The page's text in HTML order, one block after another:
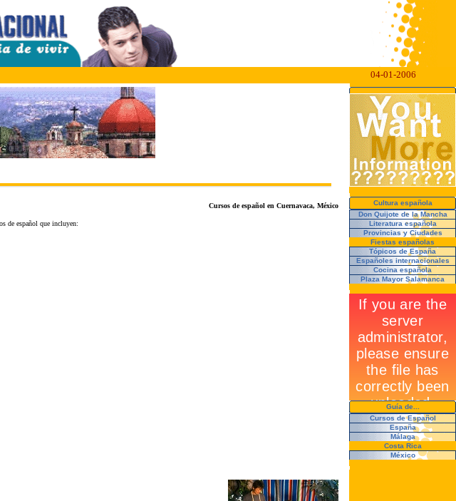
04-01-2006
Cursos de español en Cuernavaca, México
de español que incluyen:
Cultura española
Don Quijote de la Mancha
Literatura española
Provincias y Ciudades
Fiestas españolas
Tópicos de España
Españoles internacionales
Cocina española
Plaza Mayor Salamanca
Guía de...
Cursos de Español
España
Málaga
Costa Rica
México